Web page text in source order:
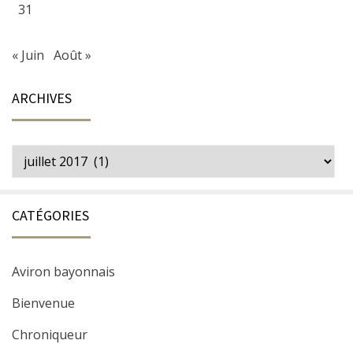
31
« Juin Août »
ARCHIVES
Archives
CATÉGORIES
Aviron bayonnais
Bienvenue
Chroniqueur